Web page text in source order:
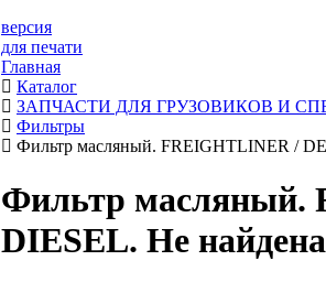
версия
для печати
Главная
Каталог
ЗАПЧАСТИ ДЛЯ ГРУЗОВИКОВ И
Фильтры
Фильтр масляный. FREIGHTLINER /
Фильтр масляный.
DIESEL. Не